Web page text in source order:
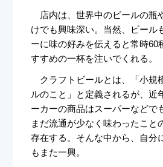
店内は、世界中のビールの瓶
けでも興味深い。当然、ビール
ーに味の好みを伝えると常時
すすめの一杯を注いでくれる。
クラフトビールとは、「小規
ルのこと」と定義されるが、近
ーカーの商品はスーパーなどで
まだ流通が少なく味わったこと
存在する。そんな中から、自分
もまた一興。